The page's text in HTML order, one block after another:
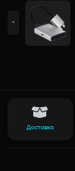
<
Доставка